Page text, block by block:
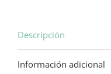
Descripción
Información adicional